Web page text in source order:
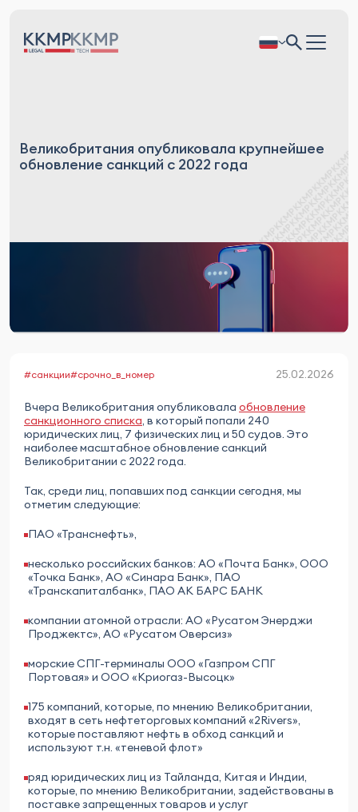
Великобритания опубликовала крупнейшее
обновление санкций с 2022 года
#санкции#срочно_в_номер 25.02.2026
Вчера Великобритания опубликовала обновление
санкционного списка, в который попали 240
юридических лиц, 7 физических лиц и 50 судов. Это
наиболее масштабное обновление санкций
Великобритании с 2022 года.
Так, среди лиц, попавших под санкции сегодня, мы
отметим следующие:
ПАО «Транснефть»,
несколько российских банков: АО «Почта Банк», ООО
«Точка Банк», АО «Синара Банк», ПАО
«Транскапиталбанк», ПАО АК БАРС БАНК
компании атомной отрасли: АО «Русатом Энерджи
Проджектс», АО «Русатом Оверсиз»
морские СПГ-терминалы ООО «Газпром СПГ
Портовая» и ООО «Криогаз-Высоцк»
175 компаний, которые, по мнению Великобритании,
входят в сеть нефтеторговых компаний «2Rivers»,
которые поставляют нефть в обход санкций и
используют т.н. «теневой флот»
ряд юридических лиц из Тайланда, Китая и Индии,
которые, по мнению Великобритании, задействованы в
поставке запрещенных товаров и услуг